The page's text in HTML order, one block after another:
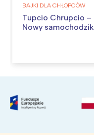
BAJKI DLA CHŁOPCÓW
Tupcio Chrupcio –
Nowy samochodzik